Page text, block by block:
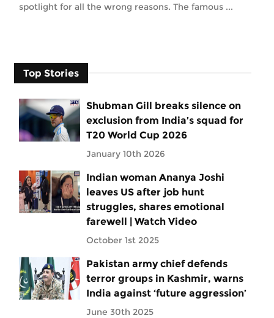
spotlight for all the wrong reasons. The famous ...
Top Stories
Shubman Gill breaks silence on
exclusion from India’s squad for
T20 World Cup 2026
January 10th 2026
Indian woman Ananya Joshi
leaves US after job hunt
struggles, shares emotional
farewell | Watch Video
October 1st 2025
Pakistan army chief defends
terror groups in Kashmir, warns
India against ‘future aggression’
June 30th 2025